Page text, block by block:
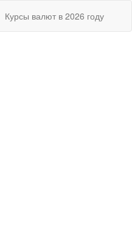
Курсы валют в 2026 году